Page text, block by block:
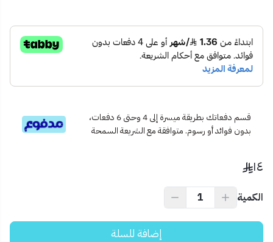
📦 محتويات المنتج:
🎯 الاستخدام المثالي:
أعمال العزل والسباكة
تثبيت الزجاج والمرايا
💡 نصيحة احترافية:
لأفضل أداء، قم بتنظيف رأس الماكينة بعد كل استخدام، واحرص على
تخزينها في مكان جاف لتفادي الصدأ.
قسم دفعاتك بطريقة ميسرة إلى 4 وحتى 6 دفعات،
بدون فوائد أو رسوم. متوافقة مع الشريعة السمحة
١٤
الكمية
إضافة للسلة